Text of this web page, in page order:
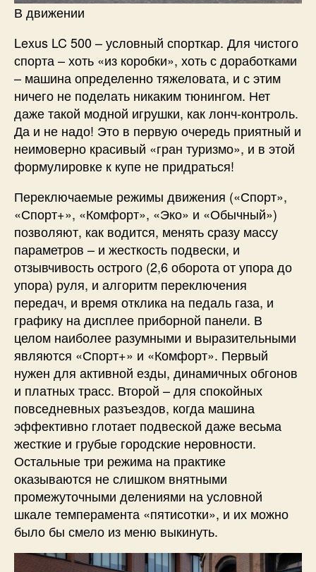
В движении
Lexus LC 500 – условный спорткар. Для чистого
спорта – хоть «из коробки», хоть с доработками
– машина определенно тяжеловата, и с этим
ничего не поделать никаким тюнингом. Нет
даже такой модной игрушки, как лонч-контроль.
Да и не надо! Это в первую очередь приятный и
неимоверно красивый «гран туризмо», и в этой
формулировке к купе не придраться!
Переключаемые режимы движения («Спорт»,
«Спорт+», «Комфорт», «Эко» и «Обычный»)
позволяют, как водится, менять сразу массу
параметров – и жесткость подвески, и
отзывчивость острого (2,6 оборота от упора до
упора) руля, и алгоритм переключения
передач, и время отклика на педаль газа, и
графику на дисплее приборной панели. В
целом наиболее разумными и выразительными
являются «Спорт+» и «Комфорт». Первый
нужен для активной езды, динамичных обгонов
и платных трасс. Второй – для спокойных
повседневных разъездов, когда машина
эффективно глотает подвеской даже весьма
жесткие и грубые городские неровности.
Остальные три режима на практике
оказываются не слишком внятными
промежуточными делениями на условной
шкале темперамента «пятисотки», и их можно
было бы смело из меню выкинуть.